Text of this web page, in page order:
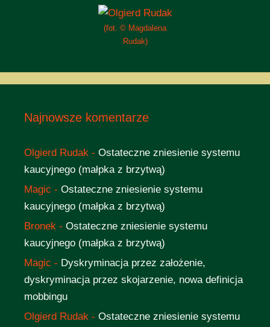
(fot. © Magdalena
Rudak)
Najnowsze komentarze
Olgierd Rudak - Ostateczne zniesienie systemu
kaucyjnego (małpka z brzytwą)
Magic - Ostateczne zniesienie systemu
kaucyjnego (małpka z brzytwą)
Bronek - Ostateczne zniesienie systemu
kaucyjnego (małpka z brzytwą)
Magic - Dyskryminacja przez założenie,
dyskryminacja przez skojarzenie, nowa definicja
mobbingu
Olgierd Rudak - Ostateczne zniesienie systemu